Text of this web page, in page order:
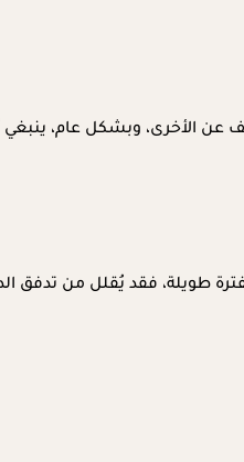
طويلة، فقد يُقلل من تدفق